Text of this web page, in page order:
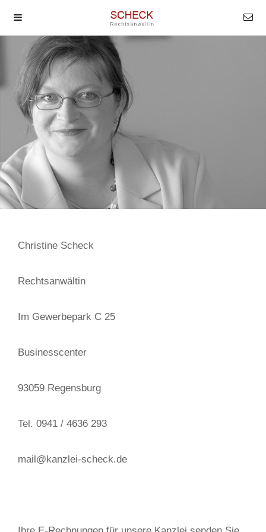
Christine Scheck
Rechtsanwältin
Im Gewerbepark C 25
Businesscenter
93059 Regensburg
Tel. 0941 / 4636 293
mail@kanzlei-scheck.de